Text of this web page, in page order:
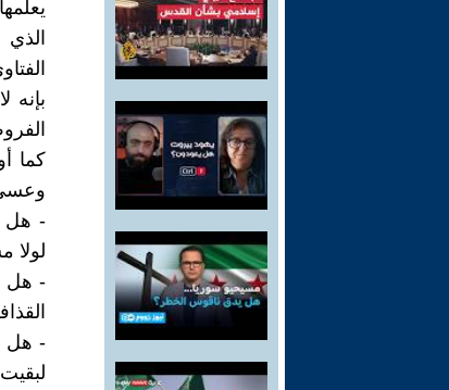
بإنه
كما
وعسى
- هل
لولا
- هل
- هل